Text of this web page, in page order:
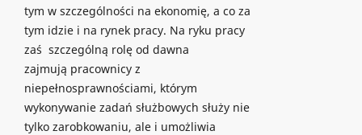
tym w szczególności na ekonomię, a co za
tym idzie i na rynek pracy. Na ryku pracy
zaś szczególną rolę od dawna
zajmują pracownicy z
niepełnosprawnościami, którym
wykonywanie zadań służbowych służy nie
tylko zarobkowaniu, ale i umożliwia